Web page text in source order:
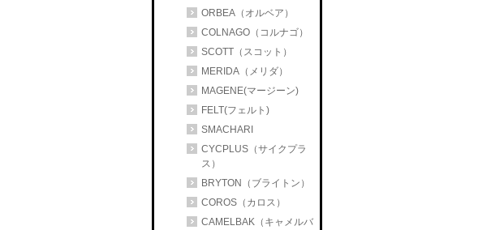
ORBEA（オルベア）
COLNAGO（コルナゴ）
SCOTT（スコット）
MERIDA（メリダ）
MAGENE(マージーン)
FELT(フェルト)
SMACHARI
CYCPLUS（サイクプラ
ス）
BRYTON（ブライトン）
COROS（カロス）
CAMELBAK（キャメルバ